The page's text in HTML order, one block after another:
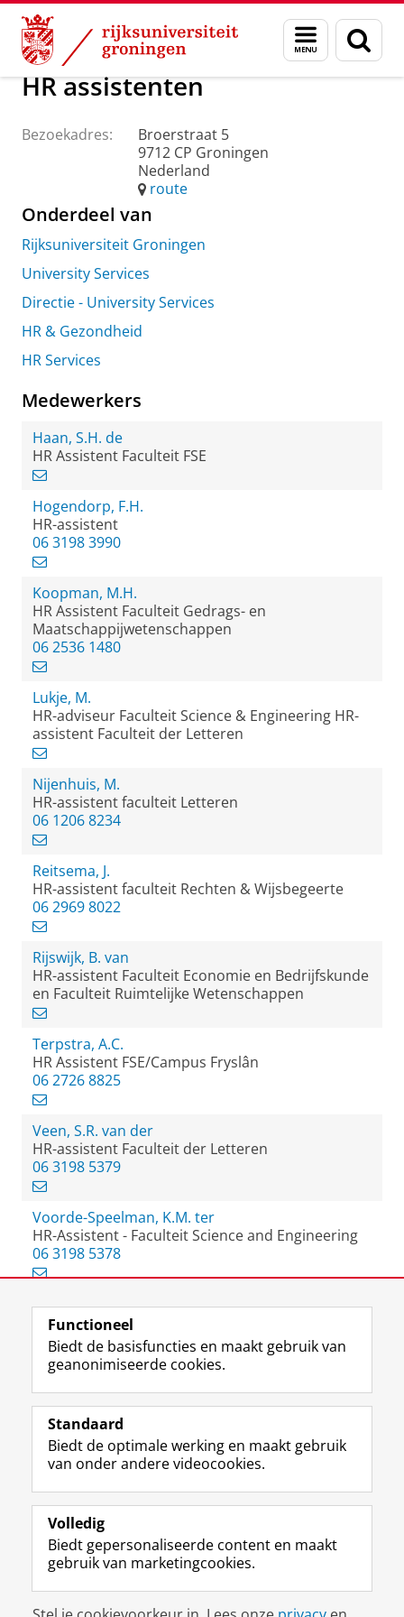
Skip
Content
Skip
Navigation
Menu
en
zoeken
Over ons Praktische zaken Waar vindt u ons
HR assistenten
Bezoekadres:
Broerstraat 5
9712 CP Groningen
Nederland
route
Onderdeel van
Rijksuniversiteit Groningen
University Services
Directie - University Services
HR & Gezondheid
HR Services
Medewerkers
Haan, S.H. de
HR Assistent Faculteit FSE
Hogendorp, F.H.
HR-assistent
06 3198 3990
Koopman, M.H.
HR Assistent Faculteit Gedrags- en
Maatschappijwetenschappen
06 2536 1480
Lukje, M.
HR-adviseur Faculteit Science & Engineering HR-
assistent Faculteit der Letteren
Nijenhuis, M.
HR-assistent faculteit Letteren
06 1206 8234
Reitsema, J.
HR-assistent faculteit Rechten & Wijsbegeerte
06 2969 8022
Rijswijk, B. van
HR-assistent Faculteit Economie en Bedrijfskunde
en Faculteit Ruimtelijke Wetenschappen
Terpstra, A.C.
HR Assistent FSE/Campus Fryslân
06 2726 8825
Veen, S.R. van der
HR-assistent Faculteit der Letteren
06 3198 5379
Voorde-Speelman, K.M. ter
HR-Assistent - Faculteit Science and Engineering
06 3198 5378
View this page in:English
Volg de RUG
F
a
e
b
o
p
a
i
n
L
i
k
e
I
-
p
g
i
R
S
-
f
e
R
k
s
I
n
t
r
m
c
c
Y
o
T
e
k
a
a
Studiekiezers
Alumni
Over ons
Disclaimer & Copyright
Functioneel
Biedt de basisfuncties en maakt gebruik van
geanonimiseerde cookies.
Standaard
Biedt de optimale werking en maakt gebruik
van onder andere videocookies.
Volledig
Biedt gepersonaliseerde content en maakt
gebruik van marketingcookies.